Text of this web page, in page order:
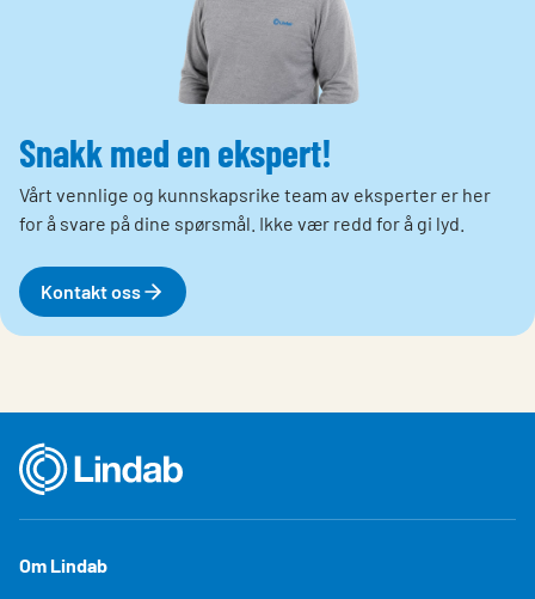
Snakk med en ekspert!
Vårt vennlige og kunnskapsrike team av eksperter er her
for å svare på dine spørsmål. Ikke vær redd for å gi lyd.
Kontakt oss
Om Lindab